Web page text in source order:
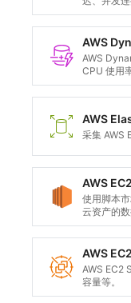
现和可扩
AWS
AWS
CPU 使用
数据包的
运行状态。
AWS
采集 AWS
AWS EC2
使用脚本
云资产的
AWS
AWS EC2
容量等。